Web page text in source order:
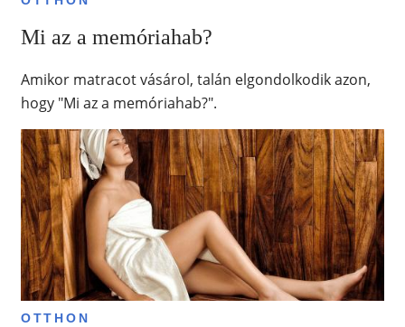
Mi az a memóriahab?
Amikor matracot vásárol, talán elgondolkodik azon,
hogy "Mi az a memóriahab?".
OTTHON